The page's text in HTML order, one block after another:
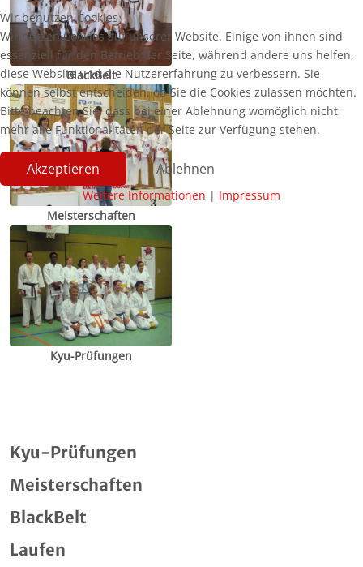
BlackBelt
Meisterschaften
Kyu-Prüfungen
Kyu-Prüfungen
Meisterschaften
BlackBelt
Laufen
Wir benutzen Cookies
Wir nutzen Cookies auf unserer Website. Einige von ihnen sind
essenziell für den Betrieb der Seite, während andere uns helfen,
diese Website und die Nutzererfahrung zu verbessern. Sie
können selbst entscheiden, ob Sie die Cookies zulassen möchten.
Bitte beachten Sie, dass bei einer Ablehnung womöglich nicht
mehr alle Funktionalitäten der Seite zur Verfügung stehen.
Akzeptieren Ablehnen
Weitere Informationen | Impressum